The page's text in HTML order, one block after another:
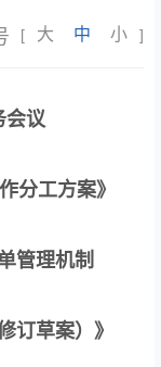
[ 大 中 小 ]
会议
分工方案》
管理机制
订草案）》